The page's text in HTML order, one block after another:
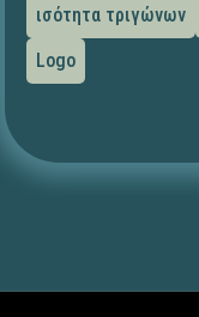
ισότητα τριγώνων
Logo